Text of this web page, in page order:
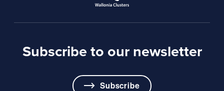
Subscribe to our newsletter
Subscribe